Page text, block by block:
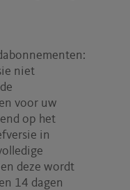
niet
voor uw
op het
in
deze wordt
14 dagen